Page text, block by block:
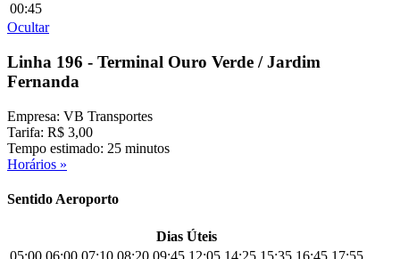
00:45
Ocultar
Linha 196 - Terminal Ouro Verde / Jardim
Fernanda
Empresa: VB Transportes
Tarifa: R$ 3,00
Tempo estimado: 25 minutos
Horários »
Sentido Aeroporto
Dias Úteis